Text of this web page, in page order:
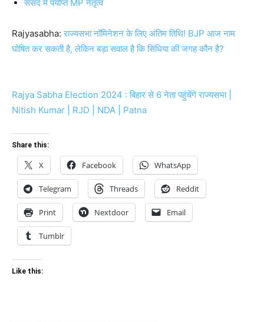
संसद में पर्याप्त MP नेतृत्व
Rajyasabha: राज्यसभा नॉमिनेशन के लिए अंतिम तिथि! BJP आज नाम
घोषित कर सकती है, लेकिन बड़ा सवाल है कि सिंधिया की जगह कौन है?
Rajya Sabha Election 2024 : बिहार से 6 नेता पहुंचेंगे राज्यसभा |
Nitish Kumar | RJD | NDA | Patna
Share this:
X Facebook WhatsApp
Telegram Threads Reddit
Print Nextdoor Email
Tumblr
Like this: